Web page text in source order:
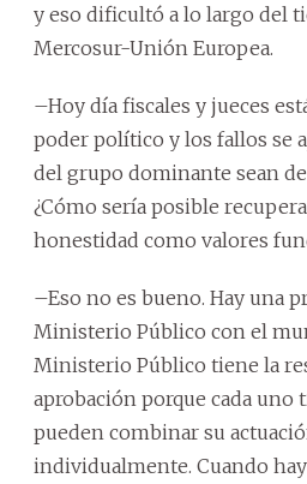
y eso dificultó a lo largo del
Mercosur-Unión Europea.
–Hoy día fiscales y jueces
poder político y los fallos se
del grupo dominante sean
¿Cómo sería posible
honestidad como valores
–Eso no es bueno. Hay una
Ministerio Público con el
Ministerio Público tiene la
aprobación porque cada uno
pueden combinar su
individualmente. Cuando